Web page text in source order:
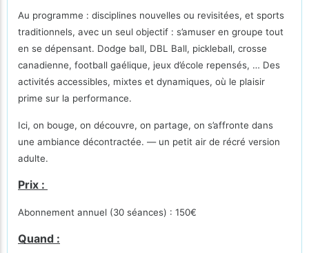
Au programme : disciplines nouvelles ou revisitées, et sports
traditionnels, avec un seul objectif : s’amuser en groupe tout
en se dépensant. Dodge ball, DBL Ball, pickleball, crosse
canadienne, football gaélique, jeux d’école repensés, … Des
activités accessibles, mixtes et dynamiques, où le plaisir
prime sur la performance.
Ici, on bouge, on découvre, on partage, on s’affronte dans
une ambiance décontractée. — un petit air de récré version
adulte.
Prix :
Abonnement annuel (30 séances) : 150€
Quand :